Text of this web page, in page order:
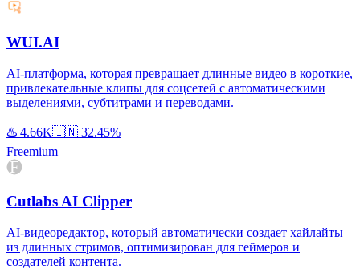
WUI.AI
AI-платформа, которая превращает длинные видео в короткие,
привлекательные клипы для соцсетей с автоматическими
выделениями, субтитрами и переводами.
♨️ 4.66K🇮🇳 32.45%
Freemium
Cutlabs AI Clipper
AI-видеоредактор, который автоматически создает хайлайты
из длинных стримов, оптимизирован для геймеров и
создателей контента.